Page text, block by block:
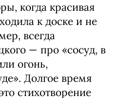
когда красивая
к доске и не
всегда
— про «сосуд, в
огонь,
Долгое время
стихотворе­ние